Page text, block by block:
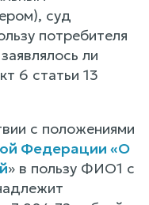
суд
потребителя
ли
6 статьи 13
с положениями
Федерации «О
» в пользу ФИО1 с